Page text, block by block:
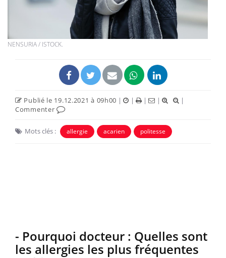
NENSURIA / ISTOCK.
Publié le 19.12.2021 à 09h00 | | | |
|
Commenter
Mots clés : allergie acarien politesse
- Pourquoi docteur : Quelles sont
les allergies les plus fréquentes